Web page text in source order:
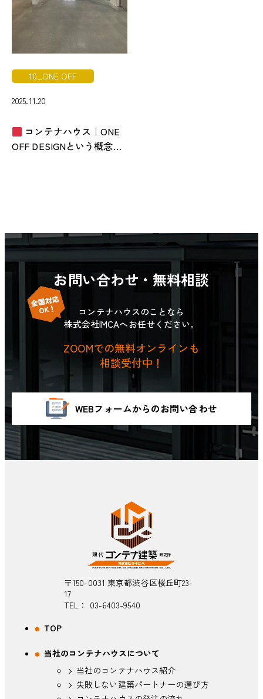
10_ONE OFF
2025.11.20
コンテナハウス｜ONE
OFF DESIGNという概念に
お問い合わせ・無料相談
コンテナハウスのことなら
株式会社IMCAへお任せください。
ZOOMでの無料オンラインも
相談受付中！
WEBフォームからのお問い合わせ
〒150-0031 東京都渋谷区桜丘町23-
17
TEL： 03-6403-9540
TOP
当社のコンテナハウスについて
当社のコンテナハウス紹介
失敗しない建築パートナーの選び方